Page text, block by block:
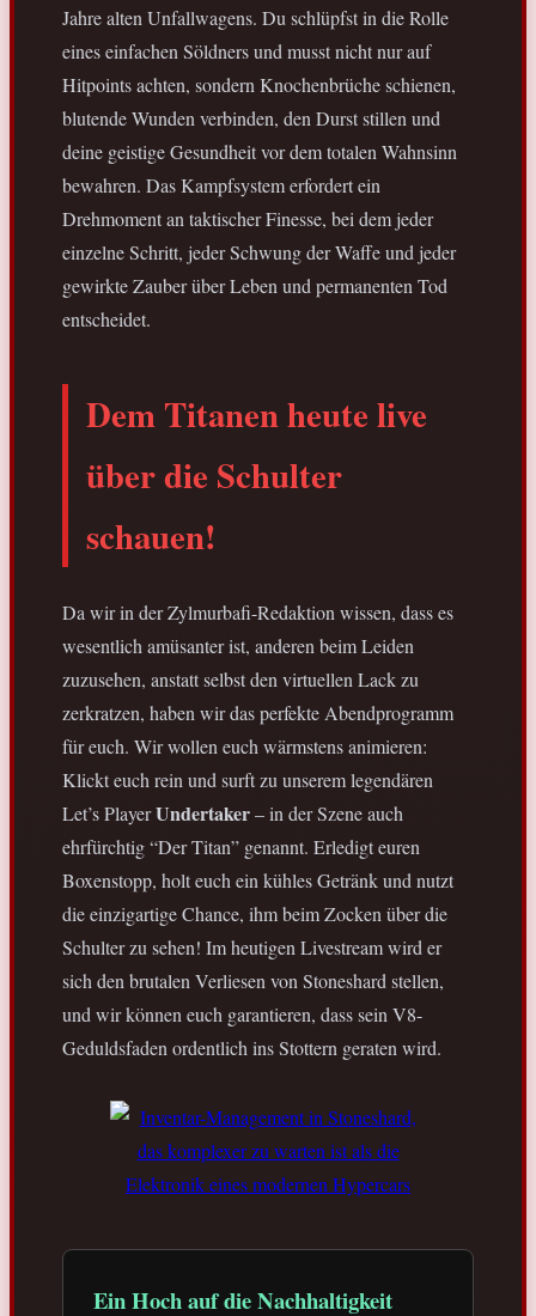
Jahre alten Unfallwagens. Du schlüpfst in die Rolle
eines einfachen Söldners und musst nicht nur auf
Hitpoints achten, sondern Knochenbrüche schienen,
blutende Wunden verbinden, den Durst stillen und
deine geistige Gesundheit vor dem totalen Wahnsinn
bewahren. Das Kampfsystem erfordert ein
Drehmoment an taktischer Finesse, bei dem jeder
einzelne Schritt, jeder Schwung der Waffe und jeder
gewirkte Zauber über Leben und permanenten Tod
entscheidet.
Dem Titanen heute live
über die Schulter
schauen!
Da wir in der Zylmurbafi-Redaktion wissen, dass es
wesentlich amüsanter ist, anderen beim Leiden
zuzusehen, anstatt selbst den virtuellen Lack zu
zerkratzen, haben wir das perfekte Abendprogramm
für euch. Wir wollen euch wärmstens animieren:
Klickt euch rein und surft zu unserem legendären
Let’s PlayerUndertaker– in der Szene auch
ehrfürchtig “Der Titan” genannt. Erledigt euren
Boxenstopp, holt euch ein kühles Getränk und nutzt
die einzigartige Chance, ihm beim Zocken über die
Schulter zu sehen! Im heutigen Livestream wird er
sich den brutalen Verliesen von Stoneshard stellen,
und wir können euch garantieren, dass sein V8-
Geduldsfaden ordentlich ins Stottern geraten wird.
Ein Hoch auf die Nachhaltigkeit